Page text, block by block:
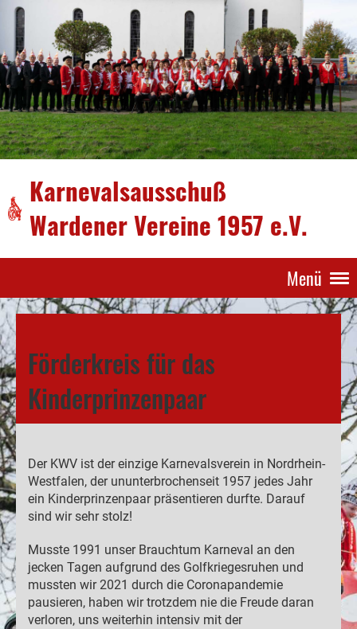
Karnevalsausschuß
Wardener Vereine 1957 e.V.
Menü
Förderkreis für das
Kinderprinzenpaar
Der KWV ist der einzige Karnevalsverein in Nordrhein-
Westfalen, der ununterbrochenseit 1957 jedes Jahr
ein Kinderprinzenpaar präsentieren durfte. Darauf
sind wir sehr stolz!
Musste 1991 unser Brauchtum Karneval an den
jecken Tagen aufgrund des Golfkriegesruhen und
mussten wir 2021 durch die Coronapandemie
pausieren, haben wir trotzdem nie die Freude daran
verloren, uns weiterhin intensiv mit der